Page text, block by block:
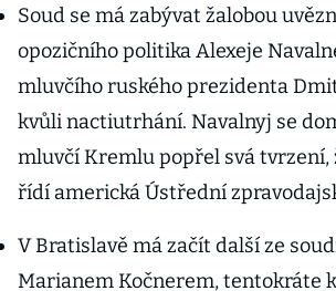
Soud se má zabývat žalobou
opozičního politika Alexeje
mluvčího ruského prezidenta
kvůli nactiutrhání. Navalnyj se
mluvčí Kremlu popřel svá tvrzení,
řídí americká Ústřední
V Bratislavě má začít další ze
Marianem Kočnerem, tentokráte